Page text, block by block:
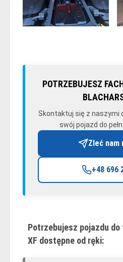
POTRZEBUJESZ
Skontaktuj się z naszymi
swój pojazd do
Zleć nam
+48 696
Potrzebujesz pojazdu do
XF dostępne od ręki: